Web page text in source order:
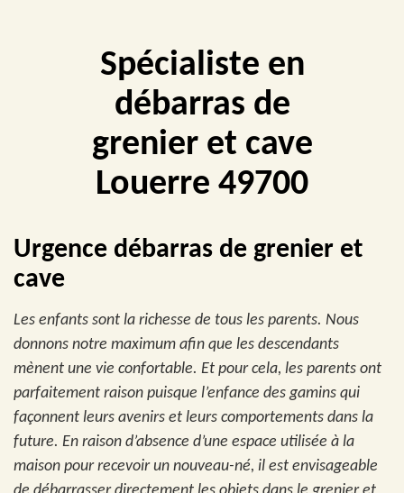
Spécialiste en
débarras de
grenier et cave
Louerre 49700
Urgence débarras de grenier et
cave
Les enfants sont la richesse de tous les parents. Nous
donnons notre maximum afin que les descendants
mènent une vie confortable. Et pour cela, les parents ont
parfaitement raison puisque l’enfance des gamins qui
façonnent leurs avenirs et leurs comportements dans la
future. En raison d’absence d’une espace utilisée à la
maison pour recevoir un nouveau-né, il est envisageable